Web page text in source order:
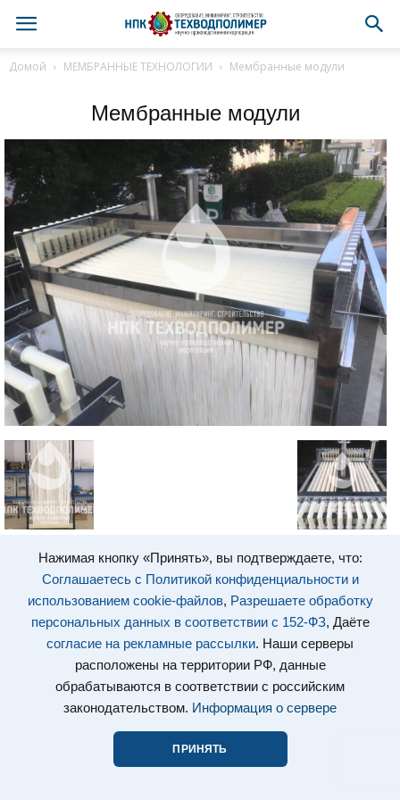
Нажимая кнопку «Принять», вы подтверждаете, что:
Соглашаетесь с Политикой конфиденциальности и
использованием cookie-файлов, Разрешаете обработку
персональных данных в соответствии с 152-ФЗ, Даёте
согласие на рекламные рассылки. Наши серверы
расположены на территории РФ, данные
обрабатываются в соответствии с российским
законодательством. Информация о сервере
ПРИНЯТЬ
Домой МЕМБРАННЫЕ ТЕХНОЛОГИИ Мембранные модули
Мембранные модули